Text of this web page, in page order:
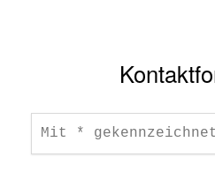
Mit *